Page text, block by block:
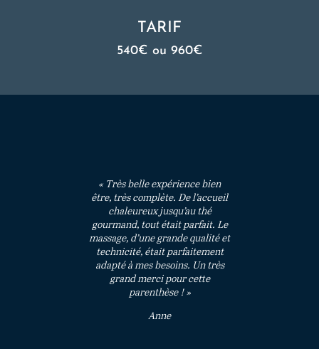
TARIF
540€ ou 960€
« Très belle expérience bien
être, très complète. De l’accueil
chaleureux jusqu’au thé
gourmand, tout était parfait. Le
massage, d’une grande qualité et
technicité, était parfaitement
adapté à mes besoins. Un très
grand merci pour cette
parenthèse ! »
Anne